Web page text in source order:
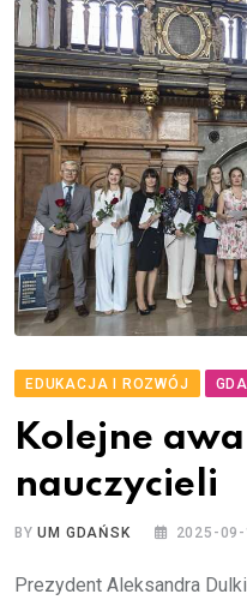
EDUKACJA I ROZWÓJ
Kolejne
nauczycieli
BYUM GDAŃSK 2025-09-
Prezydent Aleksandra